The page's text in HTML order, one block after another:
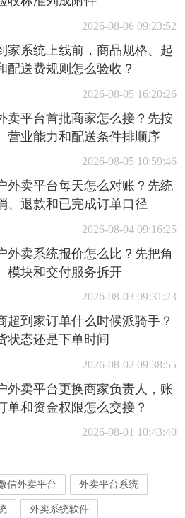
2026-08-06 09:23:52
家系统上线前，商品规格、起
配送费规则怎么验收？
2026-08-05 16:20:26
卖平台首批商家怎么接？先按
营业能力和配送条件排顺序
2026-08-05 10:59:46
外卖平台每天怎么对账？先统
、退款和已完成订单口径
2026-08-04 09:16:25
外卖系统报价怎么比？先把角
模块和交付服务拆开
2026-08-03 09:31:23
超到家订单什么时候派骑手？
状态还是下单时间
2026-08-02 09:38:55
外卖平台更换商家负责人，账
单和资金权限怎么交接？
2026-08-01 10:43:40
信外卖平台 外卖平台系统
外卖系统软件